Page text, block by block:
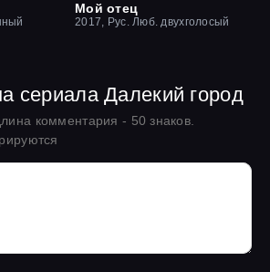
Мой отец
2017, Рус. Люб. двухголосый
сериала Далекий город
комментария - 50 знаков.